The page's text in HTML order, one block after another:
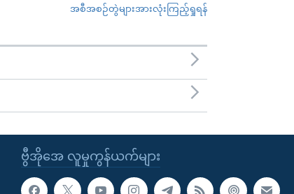
အစီအစဉ်တွဲများအားလုံးကြည့်ရှုရန်
ဗွီအိုအေ လူမှုကွန်ယက်များ